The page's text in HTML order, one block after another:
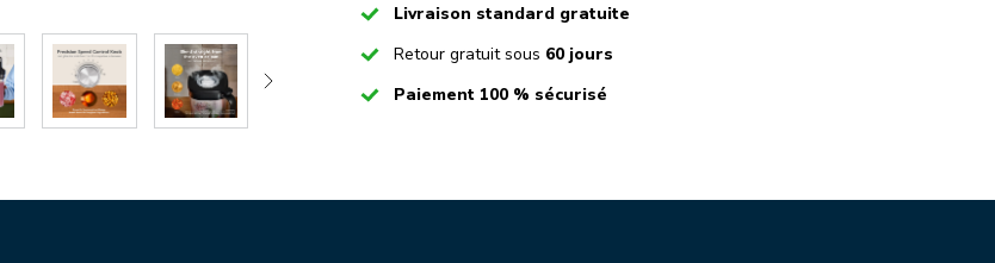
CheckedLivraison standard gratuite
CheckedRetour gratuit sous 60 jours
CheckedPaiement 100 % sécurisé